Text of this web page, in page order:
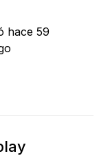
hace 59